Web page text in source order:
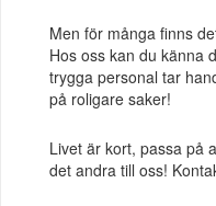
Men för många finns
Hos oss kan du känna
trygga personal tar
på roligare saker!
Livet är kort, passa på
det andra till oss!